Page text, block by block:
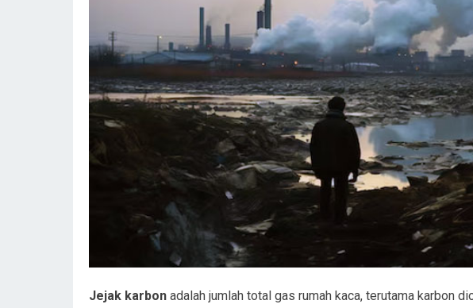
Jejak karbon adalah jumlah total gas rumah kaca, terutama karbon